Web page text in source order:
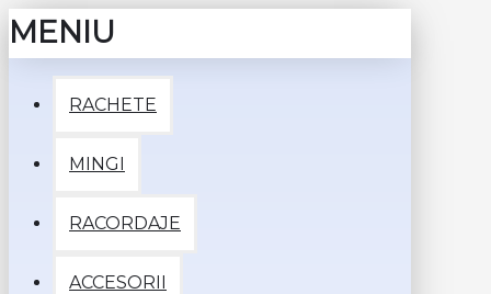
MENIU
RACHETE
MINGI
RACORDAJE
ACCESORII